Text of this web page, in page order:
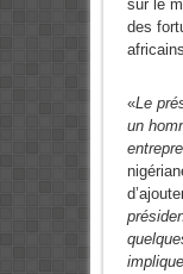
sur le
des
«Le
un